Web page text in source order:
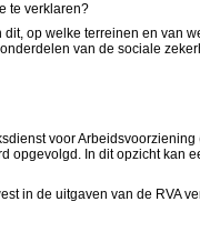
te verklaren?
op welke terreinen en van
van de sociale
voor
In dit opzicht kan
in de uitgaven van de RVA